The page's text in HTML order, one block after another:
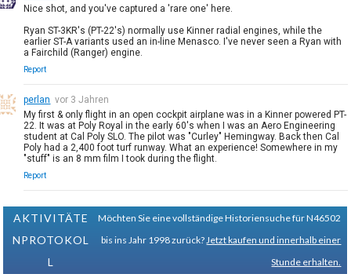
Nice shot, and you've captured a 'rare one' here.
Ryan ST-3KR's (PT-22's) normally use Kinner radial engines, while the
earlier ST-A variants used an in-line Menasco. I've never seen a Ryan with
a Fairchild (Ranger) engine.
Report
perlan vor 3 Jahren
My first & only flight in an open cockpit airplane was in a Kinner powered PT-
22. It was at Poly Royal in the early 60's when I was an Aero Engineering
student at Cal Poly SLO. The pilot was "Curley" Hemingway. Back then Cal
Poly had a 2,400 foot turf runway. What an experience! Somewhere in my
"stuff" is an 8 mm film I took during the flight.
Report
AKTIVITÄTE
NPROTOKOL
L
Möchten Sie eine vollständige Historiensuche für N46502
bis ins Jahr 1998 zurück? Jetzt kaufen und innerhalb einer
Stunde erhalten.